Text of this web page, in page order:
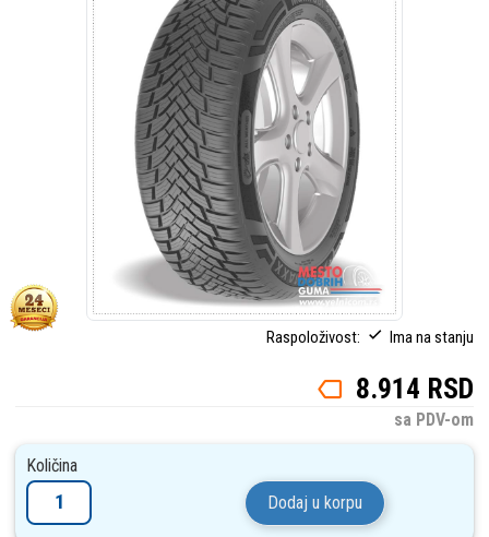
Raspoloživost: Ima na stanju
8.914 RSD
sa PDV-om
Količina
Dodaj u korpu